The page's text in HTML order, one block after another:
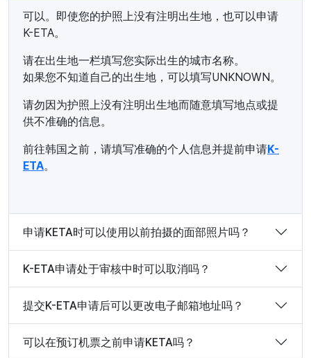
可以。即使您的护照上没有注明出生地，也可以申请
K-ETA。
请在出生地一栏填写您实际出生的城市名称。
如果您不知道自己的出生地，可以填写UNKNOWN。
请勿因为护照上没有注明出生地而随意填写地点或提
供不准确的信息。
前往韩国之前，请填写准确的个人信息并提前申请K-
ETA。
申请KETA时可以使用以前拍摄的面部照片吗？
K-ETA申请处于审核中时可以取消吗？
提交K-ETA申请后可以更改电子邮箱地址吗？
可以在预订机票之前申请KETA吗？